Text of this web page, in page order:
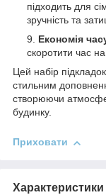
підходить для
зручність та
Економія
скоротити час
Цей набір
стильним
створюючи
будинку.
Приховати
Характеристики